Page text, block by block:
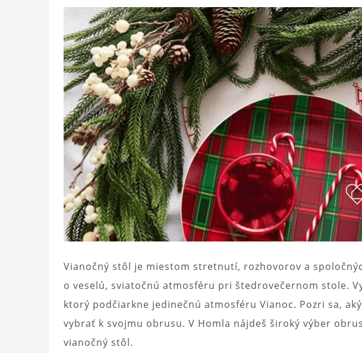
Vianočný stôl je miestom stretnutí, rozhovorov a
o veselú, sviatočnú atmosféru pri štedrovečernom stole.
ktorý podčiarkne jedinečnú atmosféru Vianoc. Pozri sa,
vybrať k svojmu obrusu. V Homla nájdeš široký výber
vianočný stôl.